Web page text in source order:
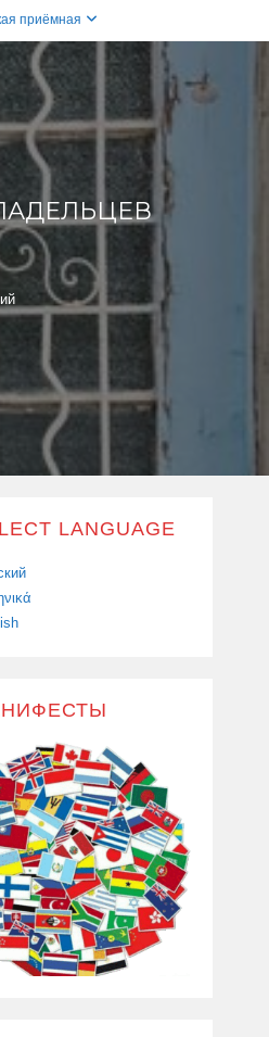
приёмная
LANGUAGE